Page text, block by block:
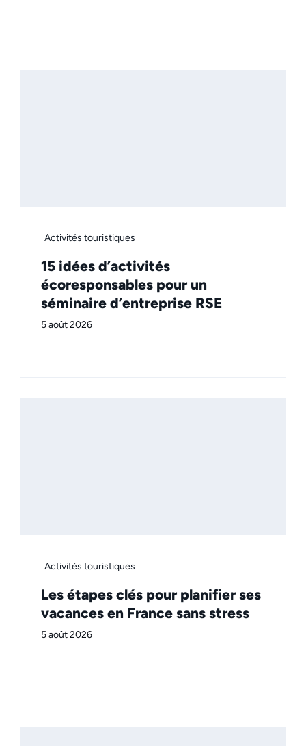
Activités touristiques
15 idées d’activités
écoresponsables pour un
séminaire d’entreprise RSE
5 août 2026
Activités touristiques
Les étapes clés pour planifier ses
vacances en France sans stress
5 août 2026